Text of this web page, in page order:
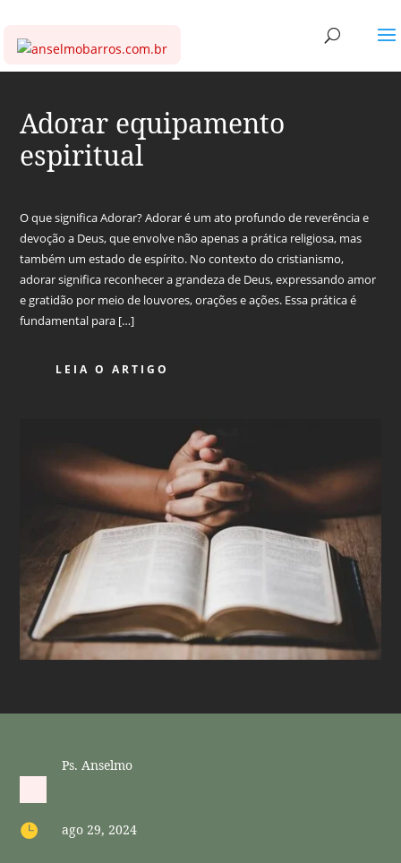
Adorar equipamento
espiritual
O que significa Adorar? Adorar é um ato profundo de reverência e
devoção a Deus, que envolve não apenas a prática religiosa, mas
também um estado de espírito. No contexto do cristianismo,
adorar significa reconhecer a grandeza de Deus, expressando amor
e gratidão por meio de louvores, orações e ações. Essa prática é
fundamental para […]
LEIA O ARTIGO
Ps. Anselmo
 ago 29, 2024